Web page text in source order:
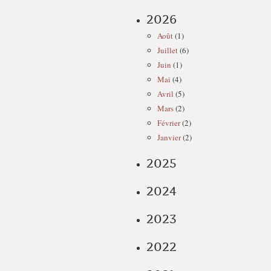
2026
Août(1)
Juillet(6)
Juin (1)
Mai (4)
Avril (5)
Mars(2)
Février(2)
Janvier(2)
2025
2024
2023
2022